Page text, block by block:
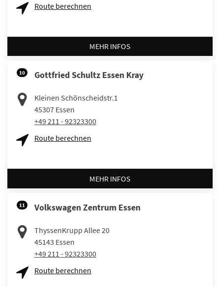
Route berechnen
MEHR INFOS
10 Gottfried Schultz Essen Kray
Kleinen Schönscheidstr.1
45307 Essen
+49 211 - 92323300
Route berechnen
MEHR INFOS
11 Volkswagen Zentrum Essen
ThyssenKrupp Allee 20
45143 Essen
+49 211 - 92323300
Route berechnen